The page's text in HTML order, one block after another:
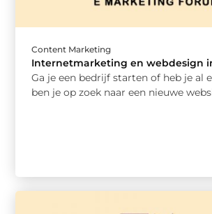
Content Marketing
Internetmarketing en webdesign
Ga je een bedrijf starten of heb je al
ben je op zoek naar een nieuwe